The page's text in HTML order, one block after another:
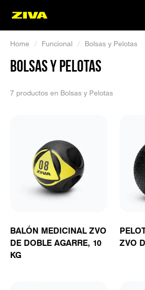
No hay
Home / Funcional / Bolsas y Pelotas
BOLSAS Y PELOTAS
7 productos en Bolsas y Pelotas
BALÓN MEDICINAL ZVO
DE DOBLE AGARRE, 10
KG
ZVO